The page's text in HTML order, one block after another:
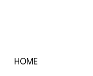
HOME